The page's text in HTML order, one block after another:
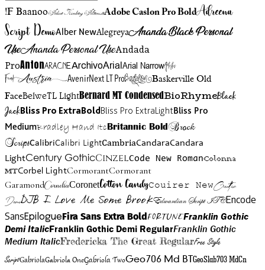
!F BaanooAdine Kirnberg AlternateAdobe Caslon Pro BoldAdreena
Script DemoAlber NewAlegreyaAnanda Black Personal
UseAnanda Personal UseAndada
ProAntonAracneArchivoArialArial NarrowArtistic
FriendAustriaAvenirNext LT ProBadelionBaskerville Old
FaceBelweTL LightBernard MT CondensedBioRhymeBlack
JackBliss Pro ExtraBoldBliss Pro ExtraLightBliss Pro
MediumBradley Hand Itc Britannic Bold Brock
ScriptCalibriCalibri LightCambriaCandaraCandara
LightCentury GothicCinzelCode New RomanColonna
MTCorbel LightCormorantCormorant
GaramondCorneliaCoronetCotton CandyCouirer NewCreattion
DemoDJB I Love Me Some BrookEdwardian Script ITCEncode
SansEpilogueFira Sans Extra BoldFortuneFranklin Gothic
Demi ItalicFranklin Gothic Demi RegularFranklin Gothic
Medium ItalicFredericka The Great RegularFree Style
ScriptGabriolaGabriola OneGabriola TwoGeo706 Md BTGeoSlab703 MdCn